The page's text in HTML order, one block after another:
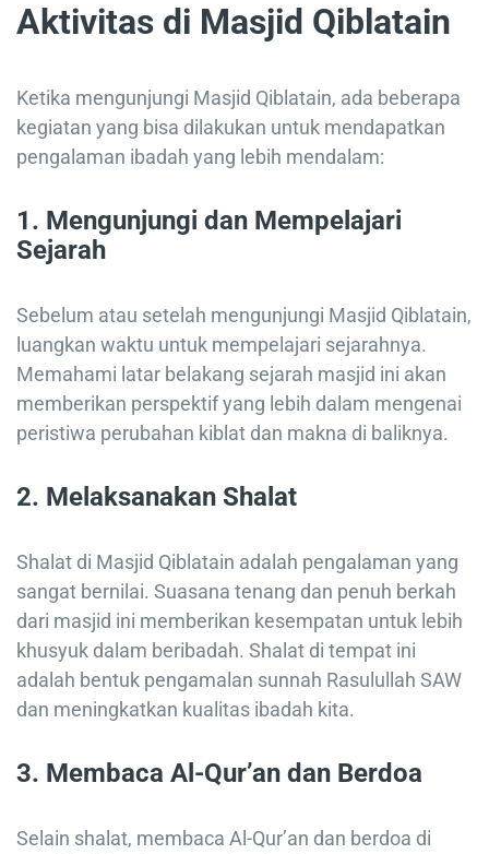
Aktivitas di Masjid Qiblatain
Ketika mengunjungi Masjid Qiblatain, ada beberapa
kegiatan yang bisa dilakukan untuk mendapatkan
pengalaman ibadah yang lebih mendalam:
1. Mengunjungi dan Mempelajari
Sejarah
Sebelum atau setelah mengunjungi Masjid Qiblatain,
luangkan waktu untuk mempelajari sejarahnya.
Memahami latar belakang sejarah masjid ini akan
memberikan perspektif yang lebih dalam mengenai
peristiwa perubahan kiblat dan makna di baliknya.
2. Melaksanakan Shalat
Shalat di Masjid Qiblatain adalah pengalaman yang
sangat bernilai. Suasana tenang dan penuh berkah
dari masjid ini memberikan kesempatan untuk lebih
khusyuk dalam beribadah. Shalat di tempat ini
adalah bentuk pengamalan sunnah Rasulullah SAW
dan meningkatkan kualitas ibadah kita.
3. Membaca Al-Qur’an dan Berdoa
Selain shalat, membaca Al-Qur’an dan berdoa di